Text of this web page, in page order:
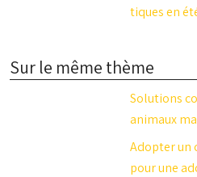
tiques en
Sur le même thème
Solutions
animaux
Adopter un
pour une